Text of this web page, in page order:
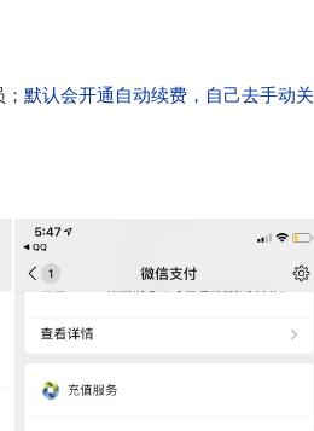
默认会开通自动续费，自己去手动关